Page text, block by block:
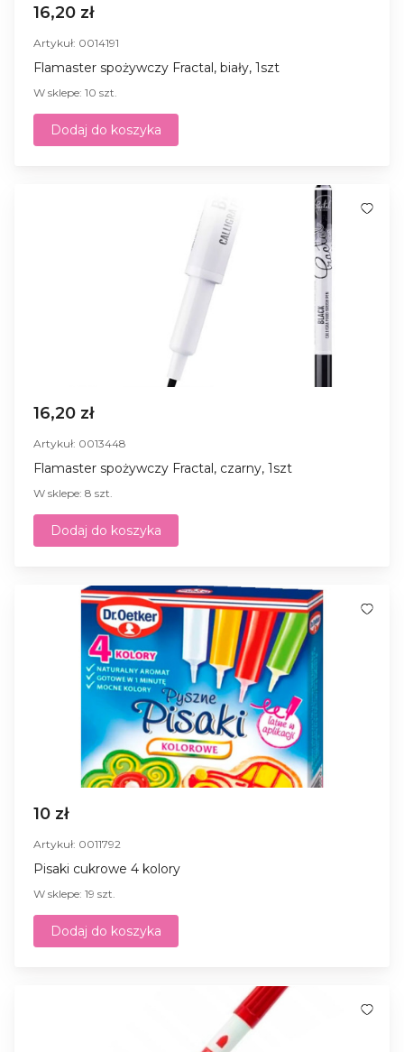
16,20 zł
Artykuł: 0014191
Flamaster spożywczy Fractal, biały, 1szt
W sklepe: 10 szt.
Dodaj do koszyka
16,20 zł
Artykuł: 0013448
Flamaster spożywczy Fractal, czarny, 1szt
W sklepe: 8 szt.
Dodaj do koszyka
10 zł
Artykuł: 0011792
Pisaki cukrowe 4 kolory
W sklepe: 19 szt.
Dodaj do koszyka